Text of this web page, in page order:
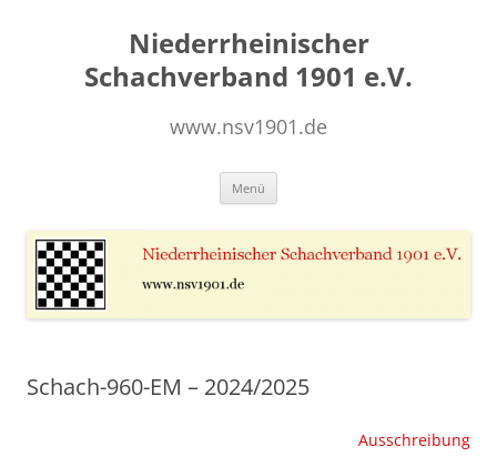
Niederrheinischer
Schachverband 1901 e.V.
www.nsv1901.de
Menü
Schach-960-EM – 2024/2025
Ausschreibung